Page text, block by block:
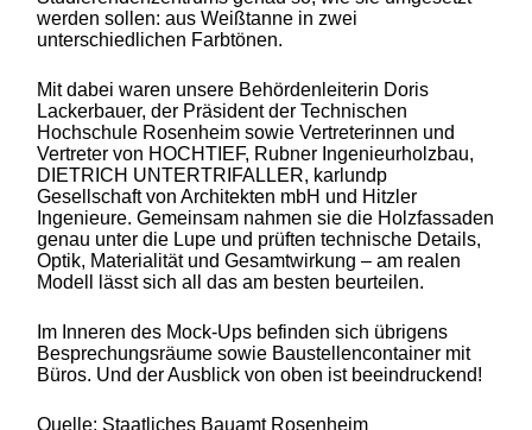
werden sollen: aus Weißtanne in zwei
unterschiedlichen Farbtönen.
Mit dabei waren unsere Behördenleiterin Doris
Lackerbauer, der Präsident der Technischen
Hochschule Rosenheim sowie Vertreterinnen und
Vertreter von HOCHTIEF, Rubner Ingenieurholzbau,
DIETRICH UNTERTRIFALLER, karlundp
Gesellschaft von Architekten mbH und Hitzler
Ingenieure. Gemeinsam nahmen sie die Holzfassaden
genau unter die Lupe und prüften technische Details,
Optik, Materialität und Gesamtwirkung – am realen
Modell lässt sich all das am besten beurteilen.
Im Inneren des Mock-Ups befinden sich übrigens
Besprechungsräume sowie Baustellencontainer mit
Büros. Und der Ausblick von oben ist beeindruckend!
Quelle: Staatliches Bauamt Rosenheim